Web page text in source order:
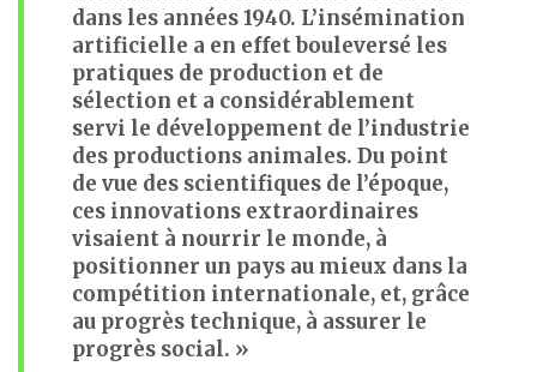
dans les années 1940. L’insémination
artificielle a en effet bouleversé les
pratiques de production et de
sélection et a considérablement
servi le développement de l’industrie
des productions animales. Du point
de vue des scientifiques de l’époque,
ces innovations extraordinaires
visaient à nourrir le monde, à
positionner un pays au mieux dans la
compétition internationale, et, grâce
au progrès technique, à assurer le
progrès social. »